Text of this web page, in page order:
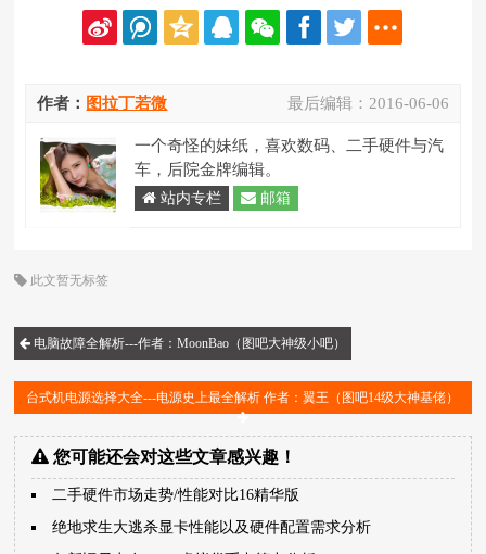
最后编辑： 2016-06-06
作者： 图拉丁若微
一个奇怪的妹纸，喜欢数码、二手硬件与汽
车，后院金牌编辑。
站内专栏 邮箱
此文暂无标签
电脑故障全解析---作者：MoonBao（图吧大神级小吧）
台式机电源选择大全---电源史上最全解析 作者：翼王（图吧14级大神基佬）
您可能还会对这些文章感兴趣！
二手硬件市场走势/性能对比16精华版
绝地求生大逃杀显卡性能以及硬件配置需求分析